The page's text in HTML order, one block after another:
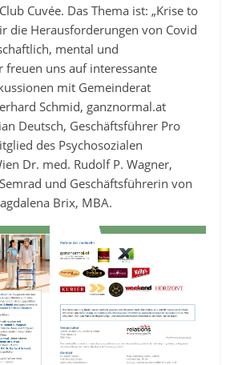
Cuvée. Das Thema ist: „Krise to
die Herausforderungen von Covid
mental und
freuen uns auf interessante
mit Gemeinderat
Schmid, ganznormal.at
Deutsch, Geschäftsführer Pro
des Psychosozialen
Dr. med. Rudolf P. Wagner,
und Geschäftsführerin von
Brix, MBA.